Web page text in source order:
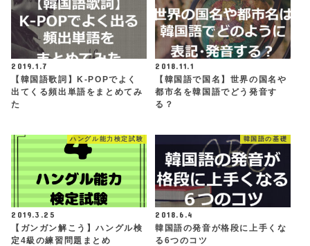
2019.1.7
【韓国語歌詞】K-POPでよく
出てくる頻出単語をまとめてみ
た
2018.11.1
【韓国語で国名】世界の国名や
都市名を韓国語でどう発音す
る？
ハングル能力検定試験
2019.3.25
【ガンガン解こう】ハングル検
定4級の練習問題まとめ
韓国語の基礎
2018.6.4
韓国語の発音が格段に上手くな
る6つのコツ